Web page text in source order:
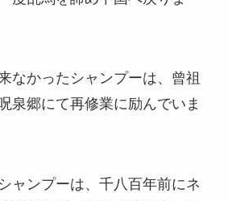
なかったシャンプーは、曾祖
泉郷にて再修業に励んでいま
ャンプーは、千八百年前にネ